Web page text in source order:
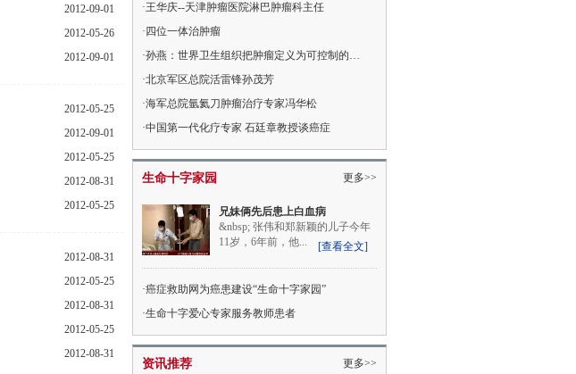
2012-09-01
2012-05-26
2012-09-01
2012-05-25
2012-09-01
2012-05-25
2012-08-31
2012-05-25
2012-08-31
2012-05-25
2012-08-31
2012-05-25
2012-08-31
王华庆--天津肿瘤医院淋巴肿瘤科主任
四位一体治肿瘤
孙燕：世界卫生组织把肿瘤定义为可控制的慢性病
北京军区总院活雷锋孙茂芳
海军总院氩氦刀肿瘤治疗专家冯华松
中国第一代化疗专家 石廷章教授谈癌症
生命十字家园 更多>>
兄妹俩先后患上白血病
&nbsp; 张伟和郑新颖的儿子今年
11岁，6年前，他...
[查看全文]
癌症救助网为癌患建设“生命十字家园”
生命十字爱心专家服务教师患者
资讯推荐 更多>>